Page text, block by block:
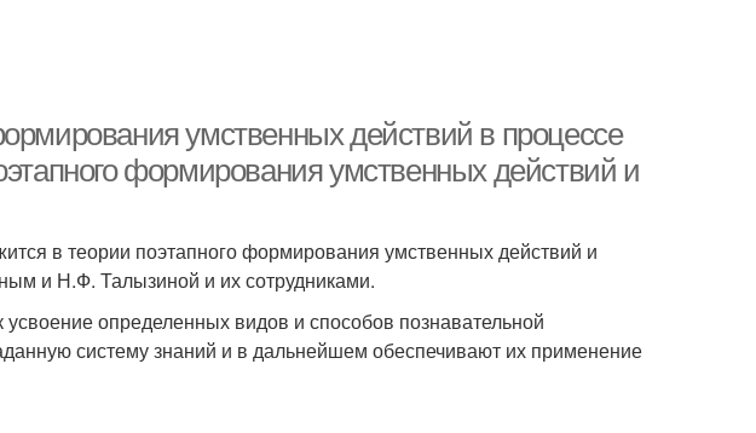
умственных действий в процессе
формирования умственных действий и
в теории поэтапного формирования умственных действий и
и Н.Ф. Талызиной и их сотрудниками.
усвоение определенных видов и способов познавательной
систему знаний и в дальнейшем обеспечивают их применение